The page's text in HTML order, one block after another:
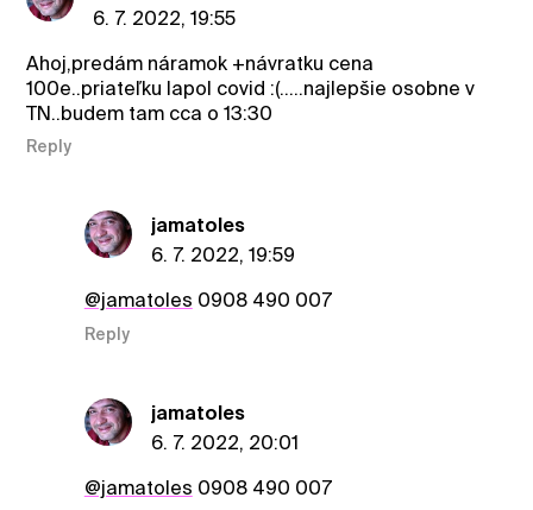
6. 7. 2022, 19:55
Ahoj,predám náramok +návratku cena
100e..priateľku lapol covid :(.....najlepšie osobne v
TN..budem tam cca o 13:30
Reply
jamatoles
6. 7. 2022, 19:59
@jamatoles 0908 490 007
Reply
jamatoles
6. 7. 2022, 20:01
@jamatoles 0908 490 007